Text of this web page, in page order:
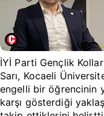
İYİ Parti Gençlik
Sarı, Kocaeli
engelli bir öğrencinin
karşı gösterdiği